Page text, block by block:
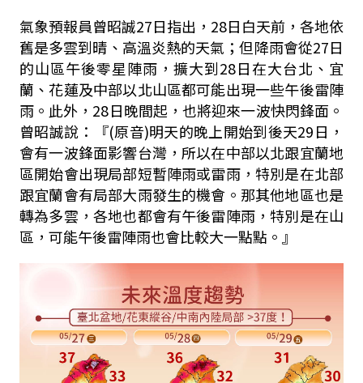
氣象預報員曾昭誠27日指出，28日白天前，各地依
舊是多雲到晴、高溫炎熱的天氣；但降雨會從27日
的山區午後零星陣雨，擴大到28日在大台北、宜
蘭、花蓮及中部以北山區都可能出現一些午後雷陣
雨。此外，28日晚間起，也將迎來一波快閃鋒面。
曾昭誠說：『(原音)明天的晚上開始到後天29日，
會有一波鋒面影響台灣，所以在中部以北跟宜蘭地
區開始會出現局部短暫陣雨或雷雨，特別是在北部
跟宜蘭會有局部大雨發生的機會。那其他地區也是
轉為多雲，各地也都會有午後雷陣雨，特別是在山
區，可能午後雷陣雨也會比較大一點點。』